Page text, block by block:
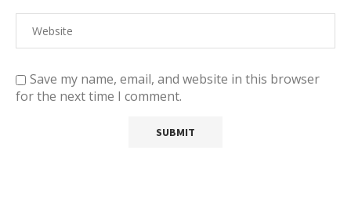
Save my name, email, and website in this browser
for the next time I comment.